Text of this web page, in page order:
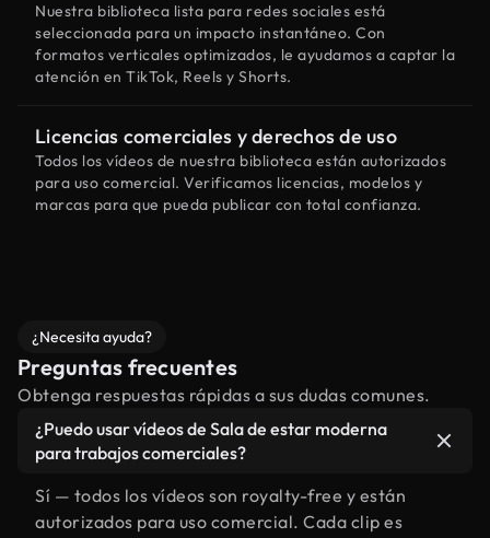
Nuestra biblioteca lista para redes sociales está
seleccionada para un impacto instantáneo. Con
formatos verticales optimizados, le ayudamos a captar la
atención en TikTok, Reels y Shorts.
Licencias comerciales y derechos de uso
Todos los vídeos de nuestra biblioteca están autorizados
para uso comercial. Verificamos licencias, modelos y
marcas para que pueda publicar con total confianza.
¿Necesita ayuda?
Preguntas frecuentes
Obtenga respuestas rápidas a sus dudas comunes.
¿Puedo usar vídeos de Sala de estar moderna
para trabajos comerciales?
Sí — todos los vídeos son royalty-free y están
autorizados para uso comercial. Cada clip es